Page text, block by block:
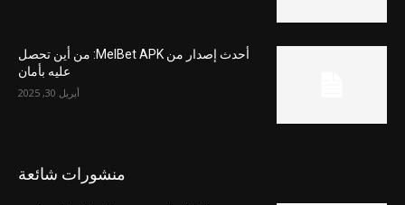
أحدث إصدار من MelBet APK: من أين تحصل
عليه بأمان
أبريل 30, 2025
منشورات شائعة